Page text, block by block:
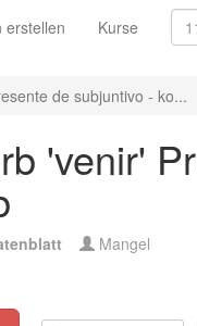
erstellen Kurse
de subjuntivo - ko...
'venir'
Mangel